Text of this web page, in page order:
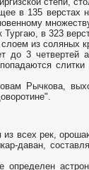
в 135 верстах
Тургаю, в 323
из соляных
до 3
Рычкова,
всех рек,
даван,
определен